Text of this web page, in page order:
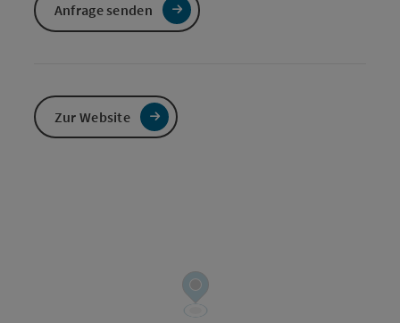
Anfrage senden
Zur Website